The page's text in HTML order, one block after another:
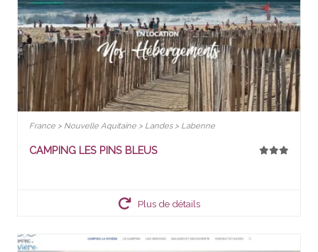
France > Nouvelle Aquitaine > Landes > Labenne
CAMPING LES PINS BLEUS
Plus de détails